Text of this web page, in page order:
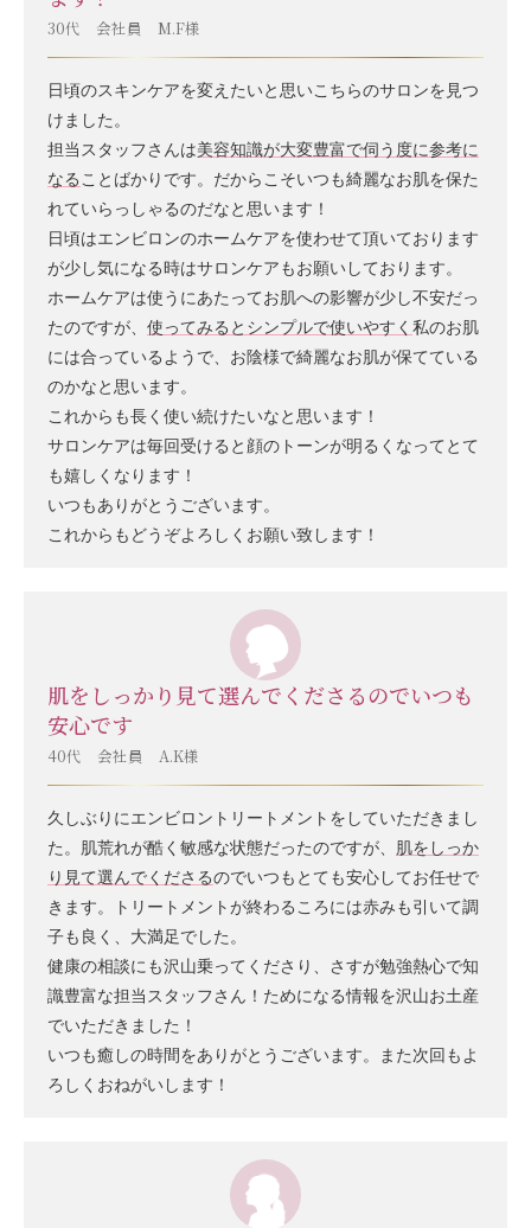
30代 会社員 M.F様
日頃のスキンケアを変えたいと思いこちらのサロンを見つ
けました。
担当スタッフさんは美容知識が大変豊富で伺う度に参考に
なる ことばかりです。だからこそいつも綺麗なお肌を保た
れていらっしゃるのだなと思います！
日頃はエンビロンのホームケアを使わせて頂いております
が少し気になる時はサロンケアもお願いしております。
ホームケアは使うにあたってお肌への影響が少し不安だっ
たのですが、 使ってみるとシンプルで使いやすく 私のお肌
には合っているようで、お陰様で綺麗なお肌が保てている
のかなと思います。
これからも長く使い続けたいなと思います！
サロンケアは毎回受けると顔のトーンが明るくなってとて
も嬉しくなります！
いつもありがとうございます。
これからもどうぞよろしくお願い致します！
肌をしっかり見て選んでくださるのでいつも
安心です
40代 会社員 A.K様
久しぶりにエンビロントリートメントをしていただきまし
た。肌荒れが酷く敏感な状態だったのですが、 肌をしっか
り見て選んでくださるのでいつもとても安心してお任せで
きます。トリートメントが終わるころには赤みも引いて調
子も良く、大満足でした。
健康の相談にも沢山乗ってくださり、さすが勉強熱心で知
識豊富な担当スタッフさん！ためになる情報を沢山お土産
でいただきました！
いつも癒しの時間をありがとうございます。また次回もよ
ろしくおねがいします！